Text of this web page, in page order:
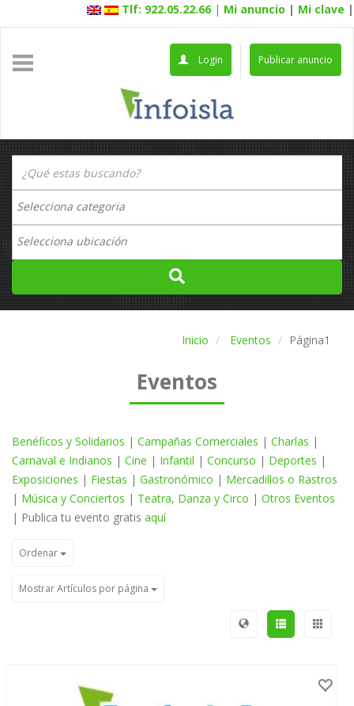
Tlf: 922.05.22.66 | Mi anuncio | Mi clave |
Publicar anuncio
Login
Inicio Eventos Página1
Eventos
Benéficos y Solidarios | Campañas Comerciales | Charlas |
Carnaval e Indianos | Cine | Infantil | Concurso | Deportes |
Exposiciones | Fiestas | Gastronómico | Mercadillos o Rastros
| Música y Conciertos | Teatra, Danza y Circo | Otros Eventos
| Publica tu evento gratis aquí
Ordenar
Mostrar Artículos por página